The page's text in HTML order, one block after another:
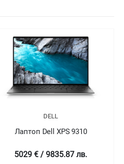
DELL
Лаптоп Dell XPS 9310
4698.99 € / 9190.43 лв.